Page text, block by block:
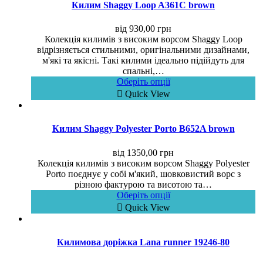
Килим Shaggy Loop A361C brown
від 930,00 грн
Колекція килимів з високим ворсом Shaggy Loop
відрізняється стильними, оригінальними дизайнами,
м'які та якісні. Такі килими ідеально підійдуть для
спальні,…
Оберіть опції
Quick View
Килим Shaggy Polyester Porto B652A brown
від 1350,00 грн
Колекція килимів з високим ворсом Shaggy Polyester
Porto поєднує у собі м'який, шовковистий ворс з
різною фактурою та висотою та…
Оберіть опції
Quick View
Килимова доріжка Lana runner 19246-80